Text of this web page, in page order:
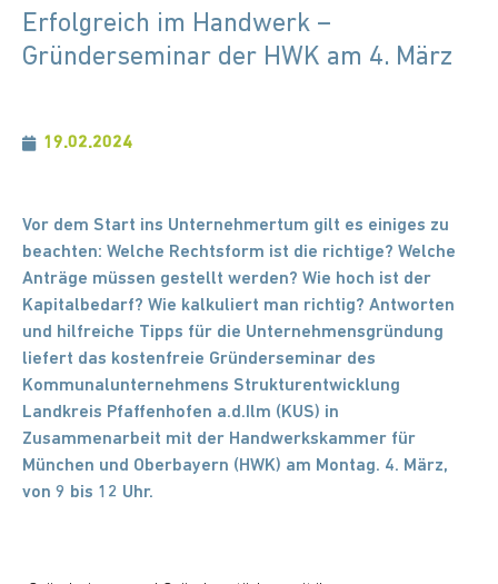
Erfolgreich im Handwerk –
Gründerseminar der HWK am 4. März
19.02.2024
Vor dem Start ins Unternehmertum gilt es einiges zu
beachten: Welche Rechtsform ist die richtige? Welche
Anträge müssen gestellt werden? Wie hoch ist der
Kapitalbedarf? Wie kalkuliert man richtig? Antworten
und hilfreiche Tipps für die Unternehmensgründung
liefert das kostenfreie Gründerseminar des
Kommunalunternehmens Strukturentwicklung
Landkreis Pfaffenhofen a.d.Ilm (KUS) in
Zusammenarbeit mit der Handwerkskammer für
München und Oberbayern (HWK) am Montag. 4. März,
von 9 bis 12 Uhr.